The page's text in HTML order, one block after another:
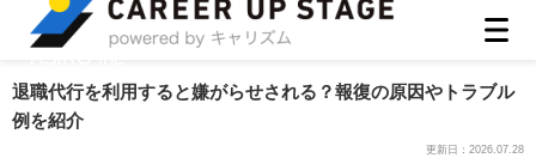
退職代行を利用すると嫌がらせされる？報復の原因やトラブル
例を紹介
更新日：2026.07.28